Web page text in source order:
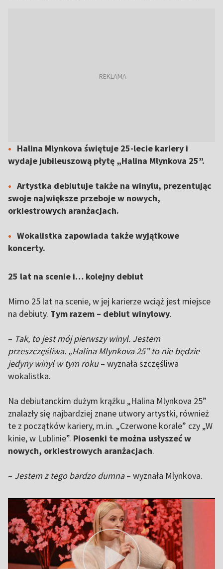
Halina Mlynkova świętuje 25-lecie kariery i
wydaje jubileuszową płytę „Halina Mlynkova 25”.
Artystka debiutuje także na winylu, prezentując
swoje największe przeboje w nowych,
orkiestrowych aranżacjach.
Wokalistka zapowiada także wyjątkowe
koncerty.
25 lat na scenie i… kolejny debiut
Mimo 25 lat na scenie, w jej karierze wciąż jest miejsce
na debiuty. Tym razem – debiut winylowy.
– Tak, to jest mój pierwszy winyl. Jestem
przeszczęśliwa. „Halina Mlynkova 25” to nie będzie
jedyny winyl w tym roku– wyznała szczęśliwa
wokalistka.
Na debiutanckim dużym krążku „Halina Mlynkova 25”
znalazły się najbardziej znane utwory artystki, również
te z początków kariery, m.in. „Czerwone korale” czy „W
kinie, w Lublinie”. Piosenki te można usłyszeć w
nowych, orkiestrowych aranżacjach.
– Jestem z tego bardzo dumna– wyznała Mlynkova.